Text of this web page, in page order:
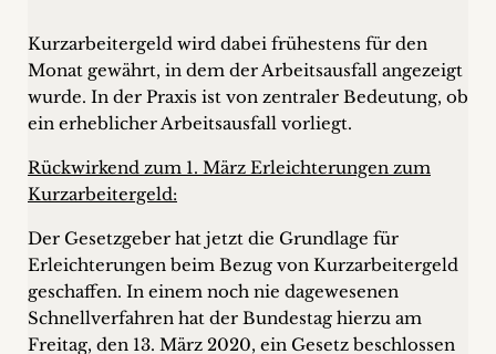
Kurzarbeitergeld wird dabei frühestens für den
Monat gewährt, in dem der Arbeitsausfall angezeigt
wurde. In der Praxis ist von zentraler Bedeutung, ob
ein erheblicher Arbeitsausfall vorliegt.
Rückwirkend zum 1. März Erleichterungen zum
Kurzarbeitergeld:
Der Gesetzgeber hat jetzt die Grundlage für
Erleichterungen beim Bezug von Kurzarbeitergeld
geschaffen. In einem noch nie dagewesenen
Schnellverfahren hat der Bundestag hierzu am
Freitag, den 13. März 2020, ein Gesetz beschlossen